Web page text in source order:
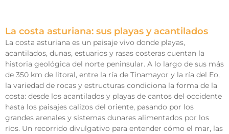
La costa asturiana: sus playas y acantilados
La costa asturiana es un paisaje vivo donde playas,
acantilados, dunas, estuarios y rasas costeras cuentan la
historia geológica del norte peninsular. A lo largo de sus más
de 350 km de litoral, entre la ría de Tinamayor y la ría del Eo,
la variedad de rocas y estructuras condiciona la forma de la
costa: desde los acantilados y playas de cantos del occidente
hasta los paisajes calizos del oriente, pasando por los
grandes arenales y sistemas dunares alimentados por los
ríos. Un recorrido divulgativo para entender cómo el mar, las